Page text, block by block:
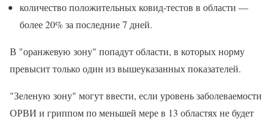
количество положительных ковид-тестов в области —
более 20% за последние 7 дней.
В "оранжевую зону" попадут области, в которых норму
превысит только один из вышеуказанных показателей.
"Зеленую зону" могут ввести, если уровень заболеваемости
ОРВИ и гриппом по меньшей мере в 13 областях не будет